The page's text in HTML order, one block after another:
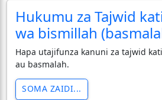
Hukumu za Tajwid
wa bismillah
Hapa utajifunza kanuni za tajwid
au basmalah.
SOMA ZAIDI...